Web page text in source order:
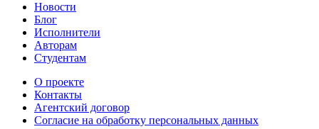
Новости
Блог
Исполнители
Авторам
Студентам
О проекте
Контакты
Агентский договор
Согласие на обработку персональных данных